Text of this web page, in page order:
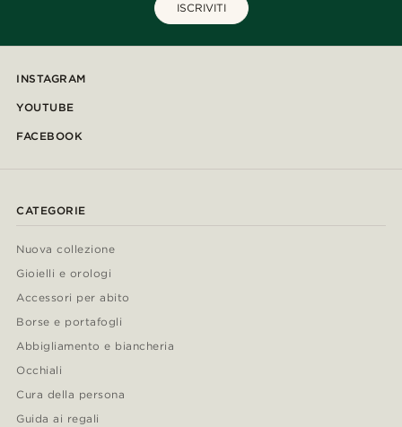
ISCRIVITI
INSTAGRAM
YOUTUBE
FACEBOOK
CATEGORIE
Nuova collezione
Gioielli e orologi
Accessori per abito
Borse e portafogli
Abbigliamento e biancheria
Occhiali
Cura della persona
Guida ai regali